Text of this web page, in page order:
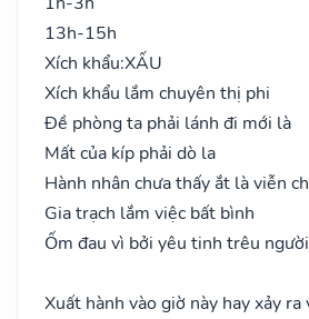
13h-15h
Xích khẩu:XẤU
Xích khẩu lắm chuyên thị phi
Đề phòng ta phải lánh đi mới là
Mất của kíp phải dò la
Hành nhân chưa thấy ắt là viễn
Gia trạch lắm việc bất bình
Ốm đau vì bởi yêu tinh trêu
Xuất hành vào giờ này hay xảy ra